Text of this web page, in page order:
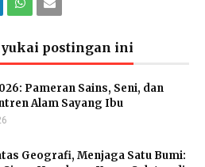
postingan ini
Pameran Sains, Seni, dan
Alam Sayang Ibu
Geografi, Menjaga Satu Bumi: